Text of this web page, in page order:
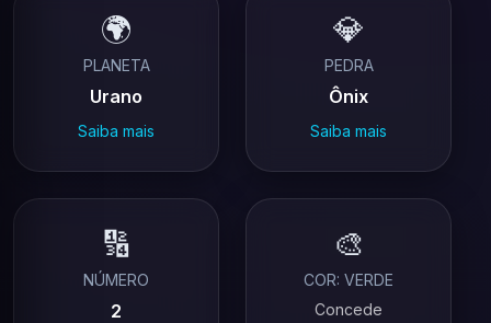
🌍
PLANETA
Urano
Saiba mais
💎
PEDRA
Ônix
Saiba mais
🔢
NÚMERO
2
🎨
COR: VERDE
Concede